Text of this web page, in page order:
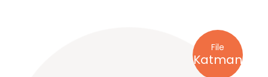
Katman
File